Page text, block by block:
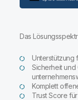
Das
Unterstützung
Sicherheit
Komplett
Trust Score